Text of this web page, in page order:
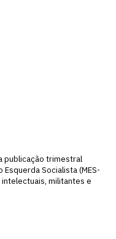
publicação trimestral
Socialista (MES-
intelectuais, militantes e